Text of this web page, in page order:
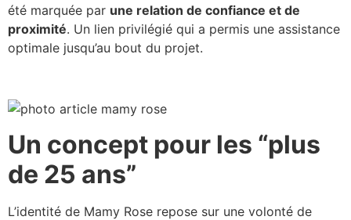
été marquée par une relation de confiance et de
proximité. Un lien privilégié qui a permis une assistance
optimale jusqu’au bout du projet.
Un concept pour les “plus
de 25 ans”
L’identité de Mamy Rose repose sur une volonté de